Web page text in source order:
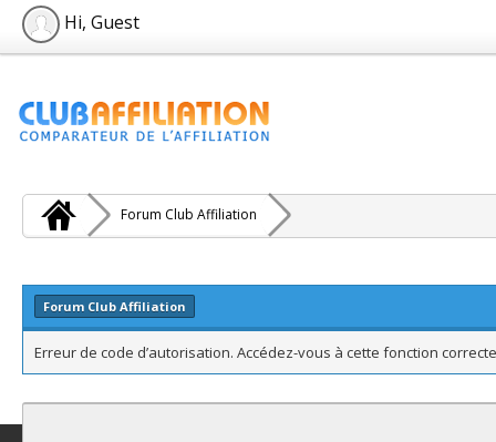
Hi, Guest
Forum Club Affiliation
Forum Club Affiliation
Erreur de code d’autorisation. Accédez-vous à cette fonction